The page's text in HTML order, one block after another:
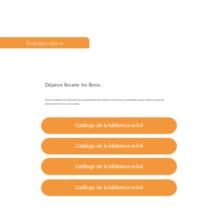
Empieza ahora
Déjanos llevarte los libros.
Nuestra biblioteca móvil visita varias ubicaciones, brindando a los niños y a las familias acceso a libros y recursos
directamente en su comunidad.
Catálogo de la biblioteca móvil
Catálogo de la biblioteca móvil
Catálogo de la biblioteca móvil
Catálogo de la biblioteca móvil